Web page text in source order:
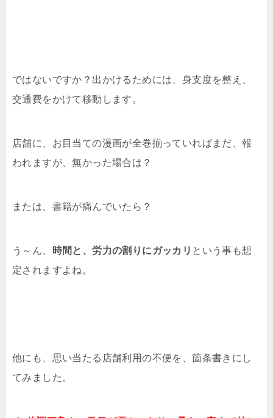
ではないですか？出かけるためには、身支度を整え、
交通費をかけて移動します。
店舗に、お目当ての漫画が全巻揃っていればまだ、報
われますが、無かった場合は？
または、書籍が痛んでいたら？
う～ん、 時間と、労力の割りにガッカリ という事も想
定されますよね。
他にも、思い当たる店舗利用の不便を、箇条書きにし
てみました。